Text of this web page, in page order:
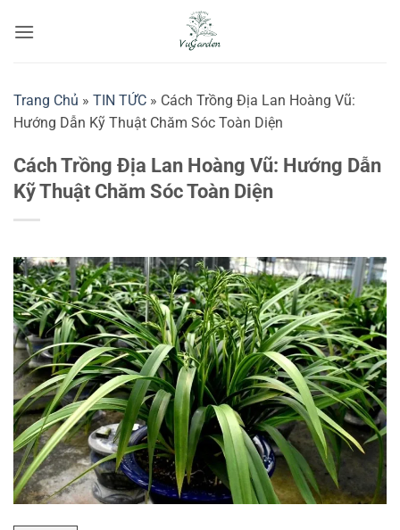
qua
Trang Chủ » TIN TỨC » Cách Trồng Địa Lan Hoàng Vũ:
Hướng Dẫn Kỹ Thuật Chăm Sóc Toàn Diện
Cách Trồng Địa Lan Hoàng Vũ: Hướng Dẫn
Kỹ Thuật Chăm Sóc Toàn Diện